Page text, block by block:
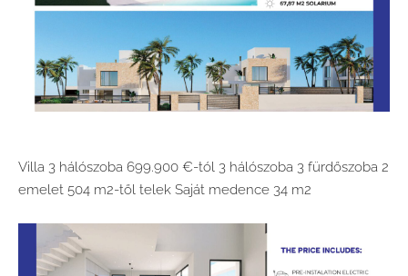
Villa 3 hálószoba 699.900 €-tól 3 hálószoba 3 fürdőszoba 2
emelet 504 m2-től telek Saját medence 34 m2